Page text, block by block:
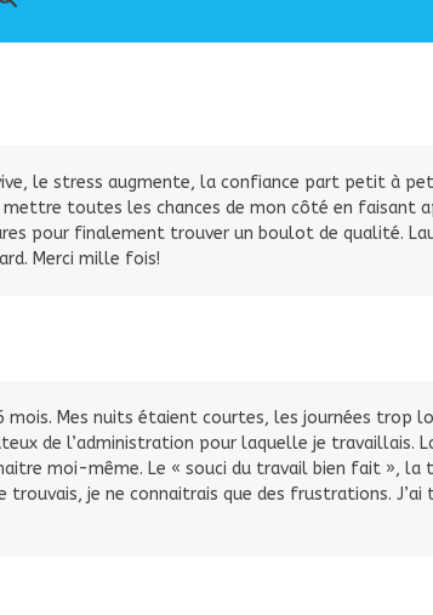
le stress augmente, la confiance part petit à
toutes les chances de mon côté en faisant
pour finalement trouver un boulot de qualité.
Merci mille fois!
mois. Mes nuits étaient courtes, les journées trop
de l’administration pour laquelle je travaillais.
moi-même. Le « souci du travail bien fait », la
je ne connaitrais que des frustrations. J’ai